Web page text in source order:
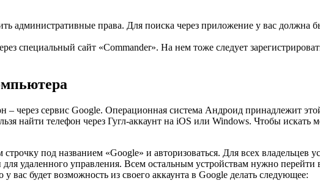
административные права. Для поиска через приложение у вас должна
специальный сайт «Commander». На нем тоже следует
через сервис Google. Операционная система Андроид принадлежит
найти телефон через Гугл-аккаунт на iOS или Windows. Чтобы
под названием «Google» и авторизоваться. Для всех
удаленного управления. Всем остальным устройствам нужно
вас будет возможность из своего аккаунта в Google делать следующее: